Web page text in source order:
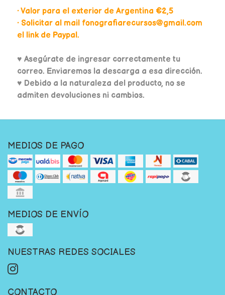
• Valor para el exterior de Argentina €2,5
• Solicitar al mail fonografiarecursos@gmail.com
el link de Paypal.
♥ Asegúrate de ingresar correctamente tu
correo. Enviaremos la descarga a esa dirección.
♥ Debido a la naturaleza del producto, no se
admiten devoluciones ni cambios.
MEDIOS DE PAGO
MEDIOS DE ENVÍO
NUESTRAS REDES SOCIALES
CONTACTO